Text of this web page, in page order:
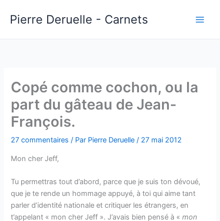
Pierre Deruelle - Carnets
Copé comme cochon, ou la
part du gâteau de Jean-
François.
27 commentaires / Par Pierre Deruelle/ 27 mai 2012
Mon cher Jeff,
Tu permettras tout d’abord, parce que je suis ton dévoué,
que je te rende un hommage appuyé, à toi qui aime tant
parler d’identité nationale et critiquer les étrangers, en
t’appelant « mon cher Jeff ». J’avais bien pensé à «mon